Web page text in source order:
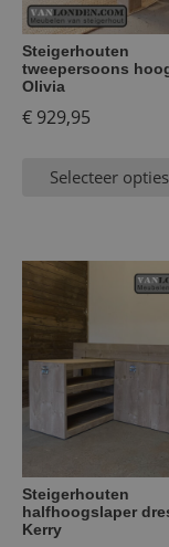
Steigerhouten
tweepersoons
Olivia
€ 929,95
Selecteer opties
Steigerhouten
halfhoogslaper
Kerry